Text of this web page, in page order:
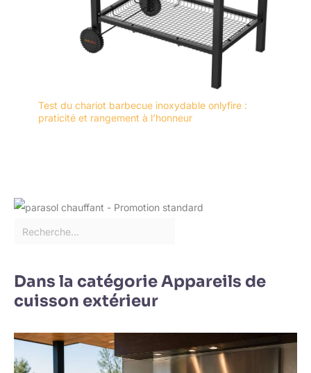
Test du chariot barbecue inoxydable onlyfire :
praticité et rangement à l’honneur
Dans la catégorie Appareils de
cuisson extérieur